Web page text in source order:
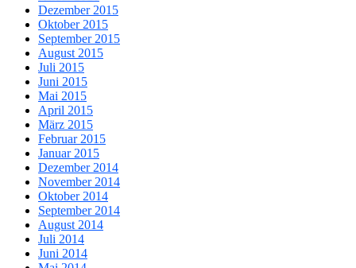
Dezember 2015
Oktober 2015
September 2015
August 2015
Juli 2015
Juni 2015
Mai 2015
April 2015
März 2015
Februar 2015
Januar 2015
Dezember 2014
November 2014
Oktober 2014
September 2014
August 2014
Juli 2014
Juni 2014